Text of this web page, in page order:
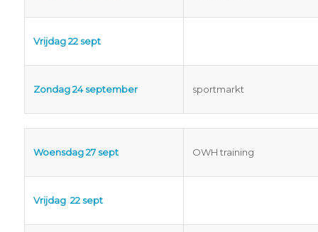
Vrijdag 22 sept
Zondag 24 september sportmarkt
Woensdag 27 sept OWH training
Vrijdag 22 sept